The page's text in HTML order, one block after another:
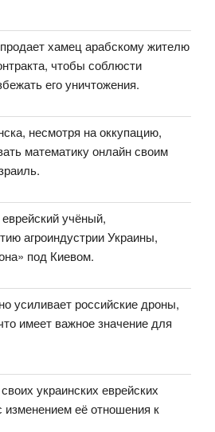
хамец арабскому жителю
чтобы соблюсти
его уничтожения.
несмотря на оккупацию,
математику онлайн своим
учёный,
агроиндустрии Украины,
под Киевом.
усиливает российские дроны,
имеет важное значение для
украинских еврейских
изменением её отношения к